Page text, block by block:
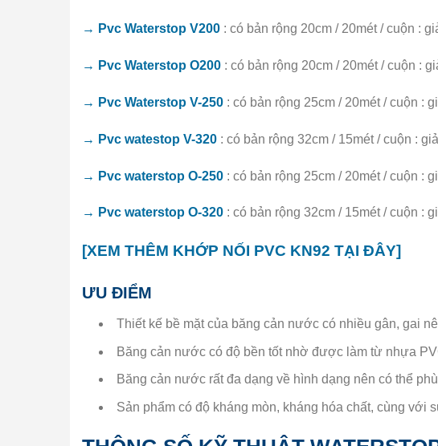
→ Pvc Waterstop V200 : có bản rộng 20cm / 20mét / cuộn :
→ Pvc Waterstop O200 : có bản rộng 20cm / 20mét / cuộn :
→ Pvc Waterstop V-250 : có bản rộng 25cm / 20mét / cuộn :
→ Pvc watestop V-320 : có bản rộng 32cm / 15mét / cuộn :
→ Pvc waterstop O-250 : có bản rộng 25cm / 20mét / cuộn :
→ Pvc waterstop O-320 : có bản rộng 32cm / 15mét / cuộn :
[XEM THÊM KHỚP NỐI PVC KN92 TẠI ĐÂY]
ƯU ĐIỂM
Thiết kế bề mặt của băng cản nước có nhiều gân, gai
Băng cản nước có độ bền tốt nhờ được làm từ nhựa
Băng cản nước rất đa dạng về hình dạng nên có thể
Sản phẩm có độ kháng mòn, kháng hóa chất, cùng với